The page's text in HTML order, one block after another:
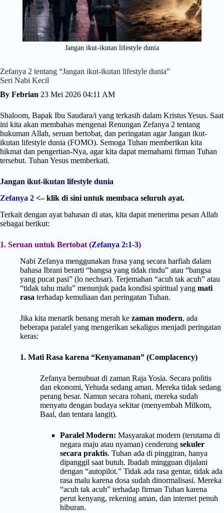
Jangan ikut-ikutan lifestyle dunia
Zefanya 2 tentang “Jangan ikut-ikutan lifestyle dunia”
Seri Nabi Kecil
By Febrian 23 Mei 2026 04:11 AM
Shaloom, Bapak Ibu Saudara/i yang terkasih dalam Kristus Yesus. Saat
ini kita akan membahas mengenai Renungan Zefanya 2 tentang
hukuman Allah, seruan bertobat, dan peringatan agar Jangan ikut-
ikutan lifestyle dunia (FOMO). Semoga Tuhan memberikan kita
hikmat dan pengertian-Nya, agar kita dapat memahami firman Tuhan
tersebut. Tuhan Yesus memberkati.
Jangan ikut-ikutan lifestyle dunia
Zefanya 2 <– klik di sini untuk membaca seluruh ayat.
Terkait dengan ayat bahasan di atas, kita dapat menerima pesan Allah
sebagai berikut:
1. Seruan untuk Bertobat (Zefanya 2:1-3)
Nabi Zefanya menggunakan frasa yang secara harfiah dalam
bahasa Ibrani berarti “bangsa yang tidak rindu” atau “bangsa
yang pucat pasi” (lo nechsar). Terjemahan “acuh tak acuh” atau
“tidak tahu malu” menunjuk pada kondisi spiritual yang mati
rasa terhadap kemuliaan dan peringatan Tuhan.
Jika kita menarik benang merah ke zaman modern, ada
beberapa paralel yang mengerikan sekaligus menjadi peringatan
keras:
1. Mati Rasa karena “Kenyamanan” (Complacency)
Zefanya bernubuat di zaman Raja Yosia. Secara politis
dan ekonomi, Yehuda sedang aman. Mereka tidak sedang
perang besar. Namun secara rohani, mereka sudah
menyatu dengan budaya sekitar (menyembah Milkom,
Baal, dan tentara langit).
Paralel Modern: Masyarakat modern (terutama di
negara maju atau nyaman) cenderung sekuler
secara praktis. Tuhan ada di pinggiran, hanya
dipanggil saat butuh. Ibadah mingguan dijalani
dengan “autopilot.” Tidak ada rasa gentar, tidak ada
rasa malu karena dosa sudah dinormalisasi. Mereka
“acuh tak acuh” terhadap firman Tuhan karena
perut kenyang, rekening aman, dan internet penuh
hiburan.